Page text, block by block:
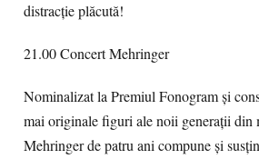
distracție plăcută!
21.00 Concert Mehringer
Nominalizat la Premiul Fonogram și
mai originale figuri ale noii generații din
Mehringer de patru ani compune și